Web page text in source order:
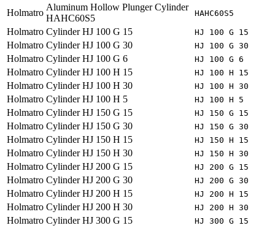
Holmatro
Aluminum Hollow Plunger Cylinder
HAHC60S5
HAHC60S5
Holmatro Cylinder HJ 100 G 15 HJ 100 G 15
Holmatro Cylinder HJ 100 G 30 HJ 100 G 30
Holmatro Cylinder HJ 100 G 6 HJ 100 G 6
Holmatro Cylinder HJ 100 H 15 HJ 100 H 15
Holmatro Cylinder HJ 100 H 30 HJ 100 H 30
Holmatro Cylinder HJ 100 H 5 HJ 100 H 5
Holmatro Cylinder HJ 150 G 15 HJ 150 G 15
Holmatro Cylinder HJ 150 G 30 HJ 150 G 30
Holmatro Cylinder HJ 150 H 15 HJ 150 H 15
Holmatro Cylinder HJ 150 H 30 HJ 150 H 30
Holmatro Cylinder HJ 200 G 15 HJ 200 G 15
Holmatro Cylinder HJ 200 G 30 HJ 200 G 30
Holmatro Cylinder HJ 200 H 15 HJ 200 H 15
Holmatro Cylinder HJ 200 H 30 HJ 200 H 30
Holmatro Cylinder HJ 300 G 15 HJ 300 G 15